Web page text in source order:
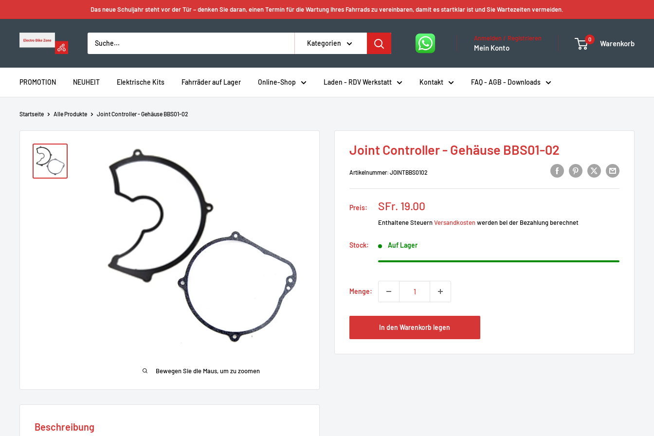
Inhalt
springen
Das neue Schuljahr steht vor der Tür – denken Sie daran, einen Termin für die Wartung Ihres Fahrrads zu vereinbaren, damit es startklar ist und Sie Wartezeiten vermeiden.
Electro
Kategorien
Anmelden / Registrieren
Mein Konto
0 Warenkorb
PROMOTION NEUHEIT Elektrische Kits Fahrräder auf Lager Online-Shop Laden - RDV Werkstatt Kontakt FAQ - AGB - Downloads
Startseite Alle Produkte Joint Controller - Gehäuse BBS01-02
Bewegen Sie die Maus, um zu zoomen
Joint Controller - Gehäuse BBS01-02
Artikelnummer: JOINTBBS0102
Preis:
Prix
SFr. 19.00
Enthaltene SteuernVersandkostenwerden bei der Bezahlung berechnet
Stock: Auf Lager
Menge:
In den Warenkorb legen
Beschreibung